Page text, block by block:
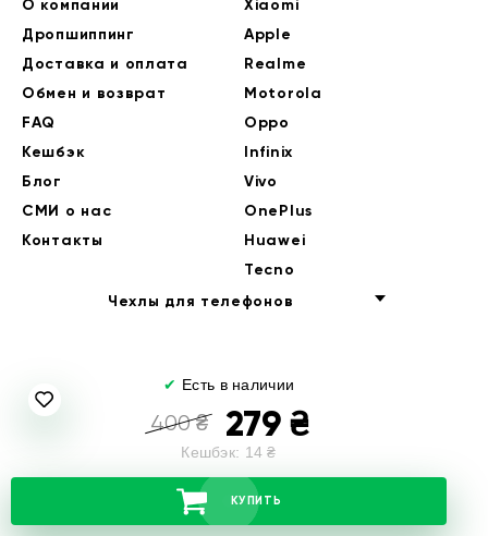
✔ Есть в наличии
400₴ 279 ₴
Кешбэк: 14 ₴
КУПИТЬ
О компании
Дропшиппинг
Доставка и оплата
Обмен и возврат
FAQ
Кешбэк
Блог
СМИ о нас
Контакты
Xiaomi
Apple
Realme
Motorola
Oppo
Infinix
Vivo
OnePlus
Huawei
Tecno
Чехлы для телефонов
© 2014-2026 EndorPhone